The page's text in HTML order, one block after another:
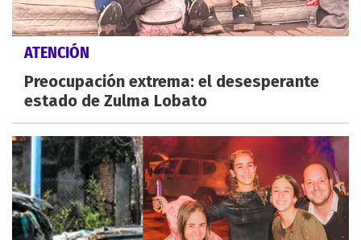
ATENCIÓN
Preocupación extrema: el desesperante
estado de Zulma Lobato